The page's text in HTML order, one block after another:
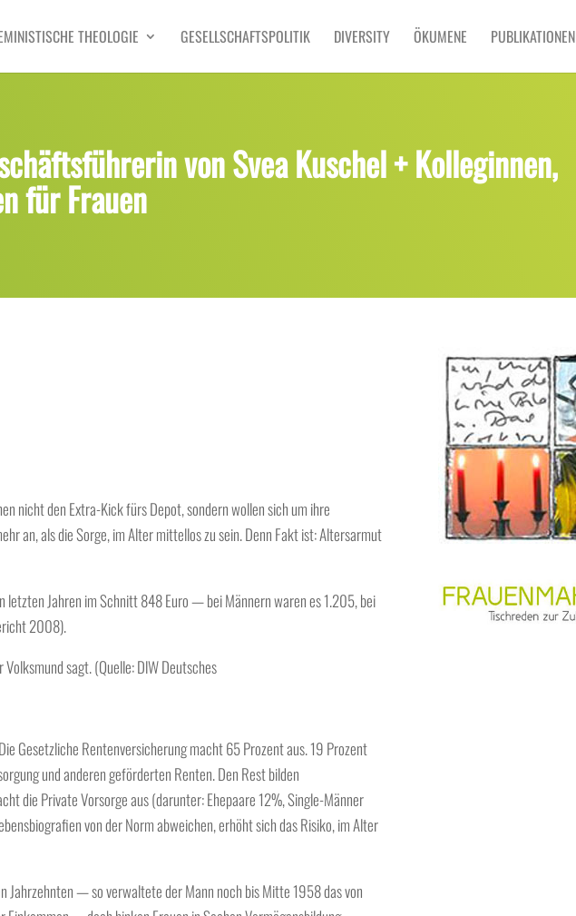
THEOLOGIE GESELLSCHAFTSPOLITIK DIVERSITY ÖKUMENE PUBLIKATIONEN
von Svea Kuschel + Kolleginnen,
für Frauen
nicht den Extra-Kick fürs Depot, sondern wollen sich um ihre
an, als die Sorge, im Alter mittellos zu sein. Denn Fakt ist: Altersarmut
Jahren im Schnitt 848 Euro — bei Männern waren es 1.205, bei
2008).
sagt. (Quelle: DlW Deutsches
Gesetzliche Rentenversicherung macht 65 Prozent aus. 19 Prozent
und anderen geförderten Renten. Den Rest bilden
die Private Vorsorge aus (darunter: Ehepaare 12%, Single-Männer
von der Norm abweichen, erhöht sich das Risiko, im Alter
Jahrzehnten — so verwaltete der Mann noch bis Mitte 1958 das von